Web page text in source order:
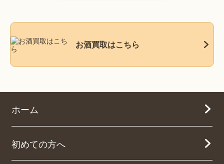
お酒買取はこちら
ホーム
初めての方へ